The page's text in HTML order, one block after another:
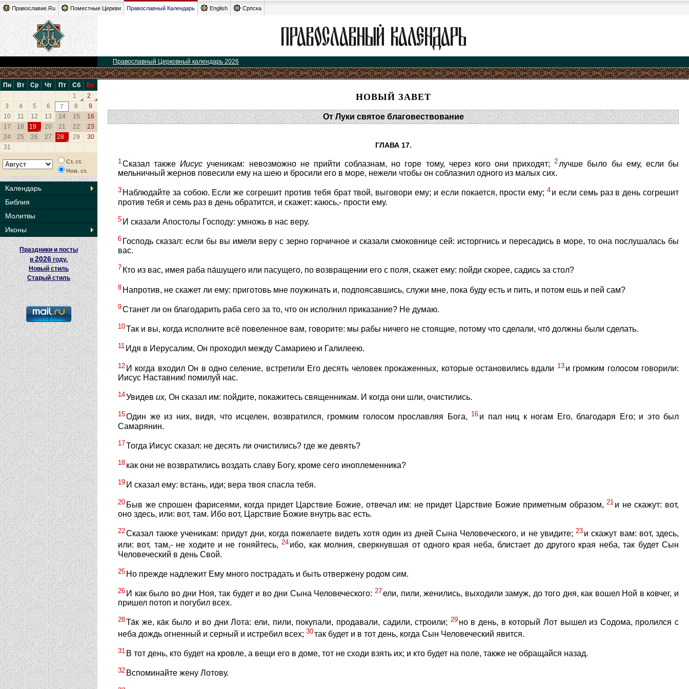
Православие.Ru Поместные Церкви Православный Календарь English Српска
Православный Церковный календарь 2026
Пн Вт Ср Чт Пт Сб
Вс
1
2
3
4 5 6 7 8
9
10
11 12 13 14 15
16
17
18 19 20 21 22
23
24
25 26 27 28 29
30
31
Ст. ст.
Нов. ст.
Календарь
Библия
Молитвы
Иконы
Праздники и посты
в2026 году.
Новый стиль
Старый стиль
НОВЫЙ ЗАВЕТ
От Луки святое благовествование
ГЛАВА 17.
1 Сказал такжеИисус ученикам: невозможно не прийти соблазнам, но горе тому, через кого они приходят;2 лучше было бы ему, если бы
мельничный жернов повесили ему на шею и бросили его в море, нежели чтобы он соблазнил одного из малых сих.
3 Наблюдайте за собою. Если же согрешит против тебя брат твой, выговори ему; и если покается, прости ему;4 и если семь раз в день согрешит
против тебя и семь раз в день обратится, и скажет: каюсь,- прости ему.
5 И сказали Апостолы Господу: умножь в нас веру.
6 Господь сказал: если бы вы имели веру с зерно горчичное и сказали смоковнице сей: исторгнись и пересадись в море, то она послушалась бы
вас.
7 Кто из вас, имея раба па́шущего или пасущего, по возвращении его с поля, скажет ему: пойди скорее, садись за стол?
8 Напротив, не скажет ли ему: приготовь мне поужинать и, подпоясавшись, служи мне, пока буду есть и пить, и потом ешь и пей сам?
9Станет ли он благодарить раба сего за то, что он исполнил приказание? Не думаю.
10Так и вы, когда исполните всё повеленное вам, говорите: мы рабы ничего не стоящие, потому что сделали, что́ должны были сделать.
11 Идя в Иерусалим, Он проходил между Самариею и Галилеею.
12 И когда входил Он в одно селение, встретили Его десять человек прокаженных, которые остановились вдали 13 и громким голосом говорили:
Иисус Наставник! помилуй нас.
14Увидев их, Он сказал им: пойдите, покажитесь священникам. И когда они шли, очистились.
15Один же из них, видя, что исцелен, возвратился, громким голосом прославляя Бога, 16 и пал ниц к ногам Его, благодаря Его; и это был
Самарянин.
17Тогда Иисус сказал: не десять ли очистились? где же девять?
18 как они не возвратились воздать славу Богу, кроме сего иноплеменника?
19 И сказал ему: встань, иди; вера твоя спасла тебя.
20 Быв же спрошен фарисеями, когда придет Царствие Божие, отвечал им: не придет Царствие Божие приметным образом,21 и не скажут: вот,
оно здесь, или: вот, там. Ибо вот, Царствие Божие внутрь вас есть.
22Сказал также ученикам: придут дни, когда пожелаете видеть хотя один из дней Сына Человеческого, и не увидите;23 и скажут вам: вот, здесь,
или: вот, там,- не ходите и не гоняйтесь,24 ибо, как молния, сверкнувшая от одного края неба, блистает до другого края неба, так будет Сын
Человеческий в день Свой.
25 Но прежде надлежит Ему много пострадать и быть отвержену родом сим.
26 И как было во дни Ноя, так будет и во дни Сына Человеческого: 27ели, пили, женились, выходили замуж, до того дня, как вошел Ной в ковчег, и
пришел потоп и погубил всех.
28Та́к же, ка́к было и во дни Лота: ели, пили, покупали, продавали, садили, строили; 29 но в день, в который Лот вышел из Содома, пролился с
неба дождь огненный и серный и истребил всех; 30так будет и в тот день, когда Сын Человеческий явится.
31 В тот день, кто будет на кровле, а вещи его в доме, тот не сходи взять их; и кто будет на поле, также не обращайся назад.
32 Вспоминайте жену Лотову.